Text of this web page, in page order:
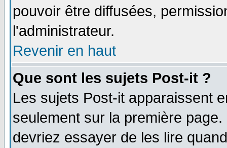
pouvoir être diffusées,
l'administrateur.
Revenir en haut
Que sont les sujets Post-it ?
Les sujets Post-it apparaissent
seulement sur la première
devriez essayer de les lire